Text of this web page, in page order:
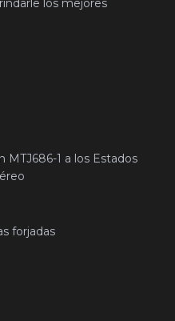
los mejores
MTJ686-1 a los Estados
forjadas